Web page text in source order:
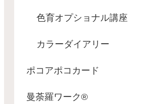
色育オプショナル講座
カラーダイアリー
ポコアポコカード
曼荼羅ワーク®